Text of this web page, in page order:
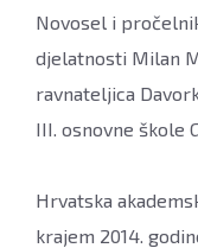
Novosel i
djelatnosti Milan
ravnateljica
III. osnovne škole
Hrvatska
krajem 2014.